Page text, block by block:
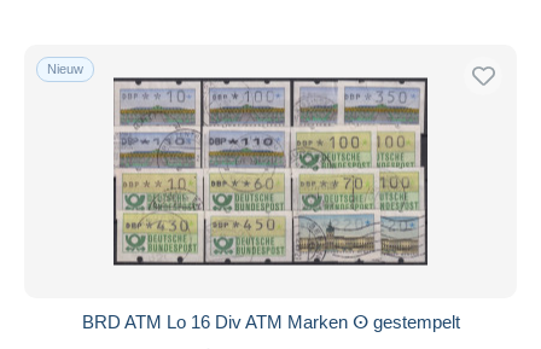
Nieuw
BRD ATM Lo 16 Div ATM Marken ⵙ gestempelt